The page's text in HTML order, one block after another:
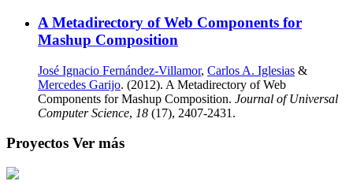
A Metadirectory of Web Components for
Mashup Composition
José Ignacio Fernández-Villamor, Carlos A. Iglesias &
Mercedes Garijo. (2012). A Metadirectory of Web
Components for Mashup Composition. Journal of Universal
Computer Science, 18 (17), 2407-2431.
Proyectos Ver más